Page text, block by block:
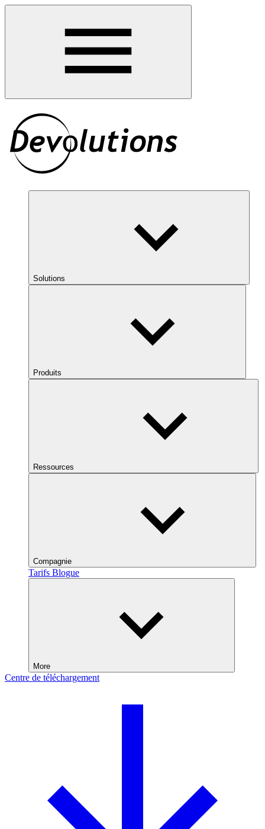
Solutions
Produits
Ressources
Compagnie
Tarifs Blogue
More
Centre de téléchargement